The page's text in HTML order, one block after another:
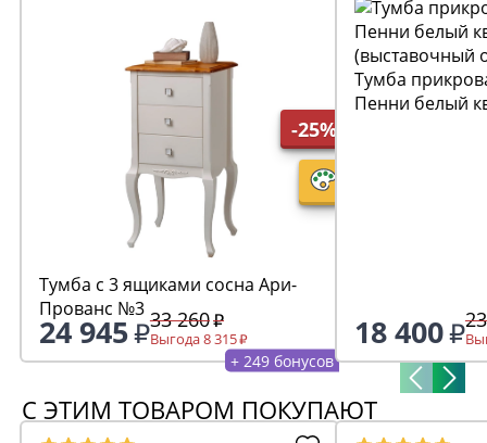
-25%
Тумба с 3 ящиками сосна Ари-
Прованс №3
24 945 33 260
Выгода 8 315
+ 249 бонусов
Тумба
Пенни белый
18 400
С ЭТИМ ТОВАРОМ ПОКУПАЮТ